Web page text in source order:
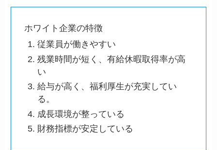
ホワイト企業の特徴
従業員が働きやすい
残業時間が短く、有給休暇取得率が高
い
給与が高く、福利厚生が充実してい
る。
成長環境が整っている
財務指標が安定している